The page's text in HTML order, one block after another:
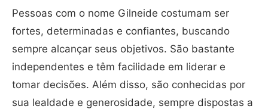
Pessoas com o nome Gilneide costumam ser
fortes, determinadas e confiantes, buscando
sempre alcançar seus objetivos. São bastante
independentes e têm facilidade em liderar e
tomar decisões. Além disso, são conhecidas por
sua lealdade e generosidade, sempre dispostas a